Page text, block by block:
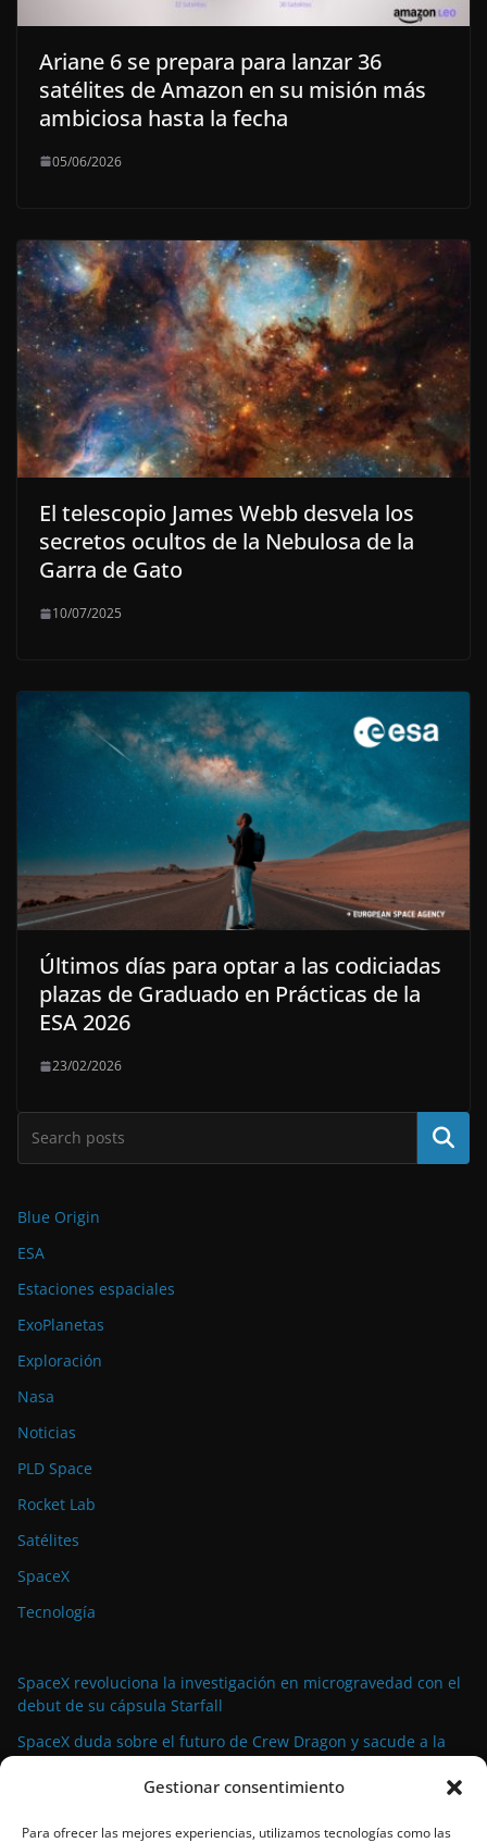
Gestionar consentimiento
Para ofrecer las mejores experiencias, utilizamos tecnologías como las
Ariane 6 se prepara para lanzar 36
satélites de Amazon en su misión más
ambiciosa hasta la fecha
05/06/2026
El telescopio James Webb desvela los
secretos ocultos de la Nebulosa de la
Garra de Gato
10/07/2025
Últimos días para optar a las codiciadas
plazas de Graduado en Prácticas de la
ESA 2026
23/02/2026
Buscar
Blue Origin
ESA
Estaciones espaciales
ExoPlanetas
Exploración
Nasa
Noticias
PLD Space
Rocket Lab
Satélites
SpaceX
Tecnología
SpaceX revoluciona la investigación en microgravedad con el
debut de su cápsula Starfall
SpaceX duda sobre el futuro de Crew Dragon y sacude a la
La demanda militar impulsa el auge de la propulsión
avanzada para satélites de pequeño tamaño